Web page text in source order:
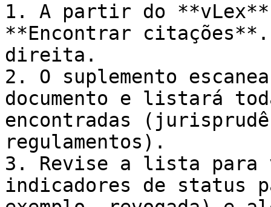
1. A partir do
**Encontrar
direita.
2. O suplemento
documento e listará
encontradas
regulamentos).
3. Revise a lista para
indicadores de status